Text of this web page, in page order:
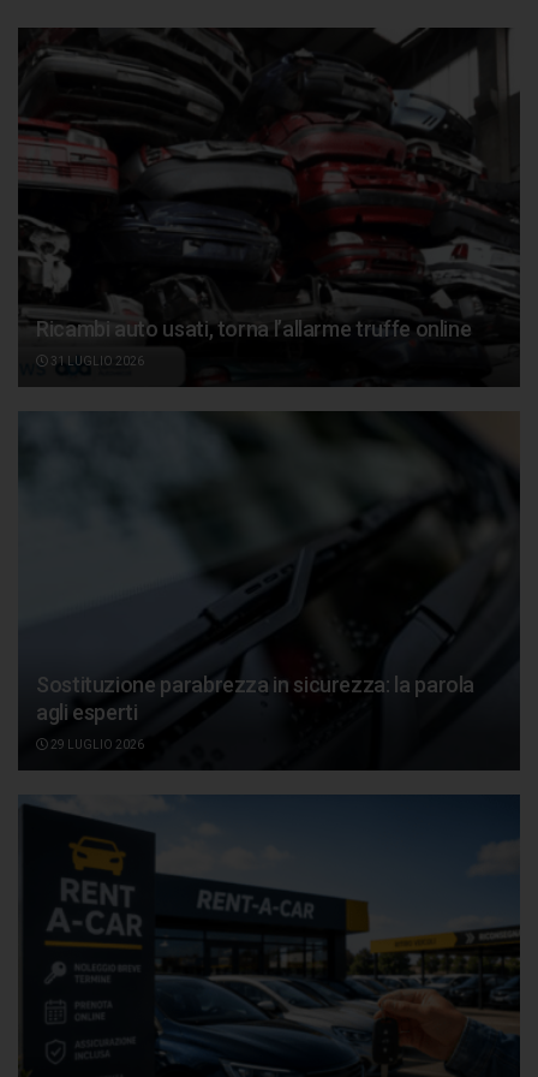
Ricambi auto usati, torna l’allarme truffe online
31 LUGLIO 2026
Sostituzione parabrezza in sicurezza: la parola
agli esperti
29 LUGLIO 2026